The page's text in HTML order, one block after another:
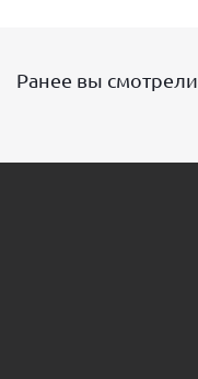
Ранее вы смотрели